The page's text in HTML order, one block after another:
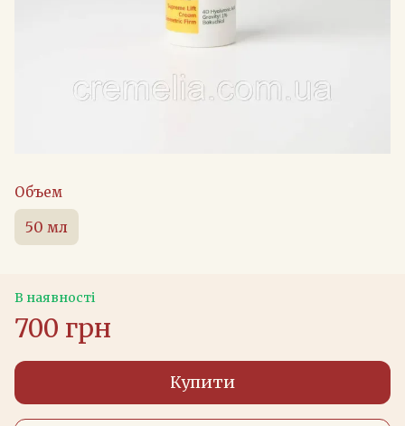
Объем
50 мл
В наявності
700 грн
Купити